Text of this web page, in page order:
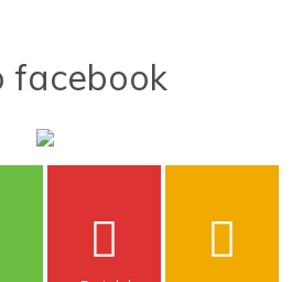
facebook